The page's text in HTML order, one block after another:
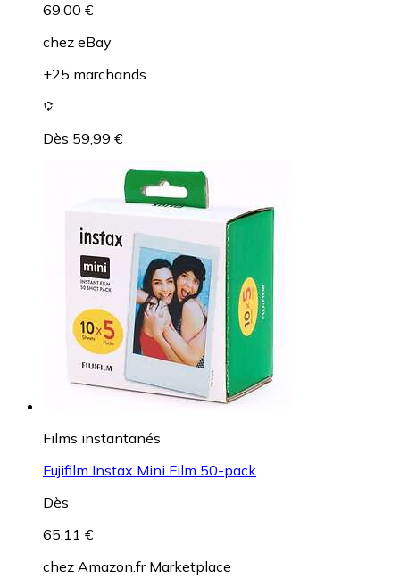
69,00 €
chez eBay
+25 marchands
Dès 59,99 €
Films instantanés
Fujifilm Instax Mini Film 50-pack
Dès
65,11 €
chez Amazon.fr Marketplace